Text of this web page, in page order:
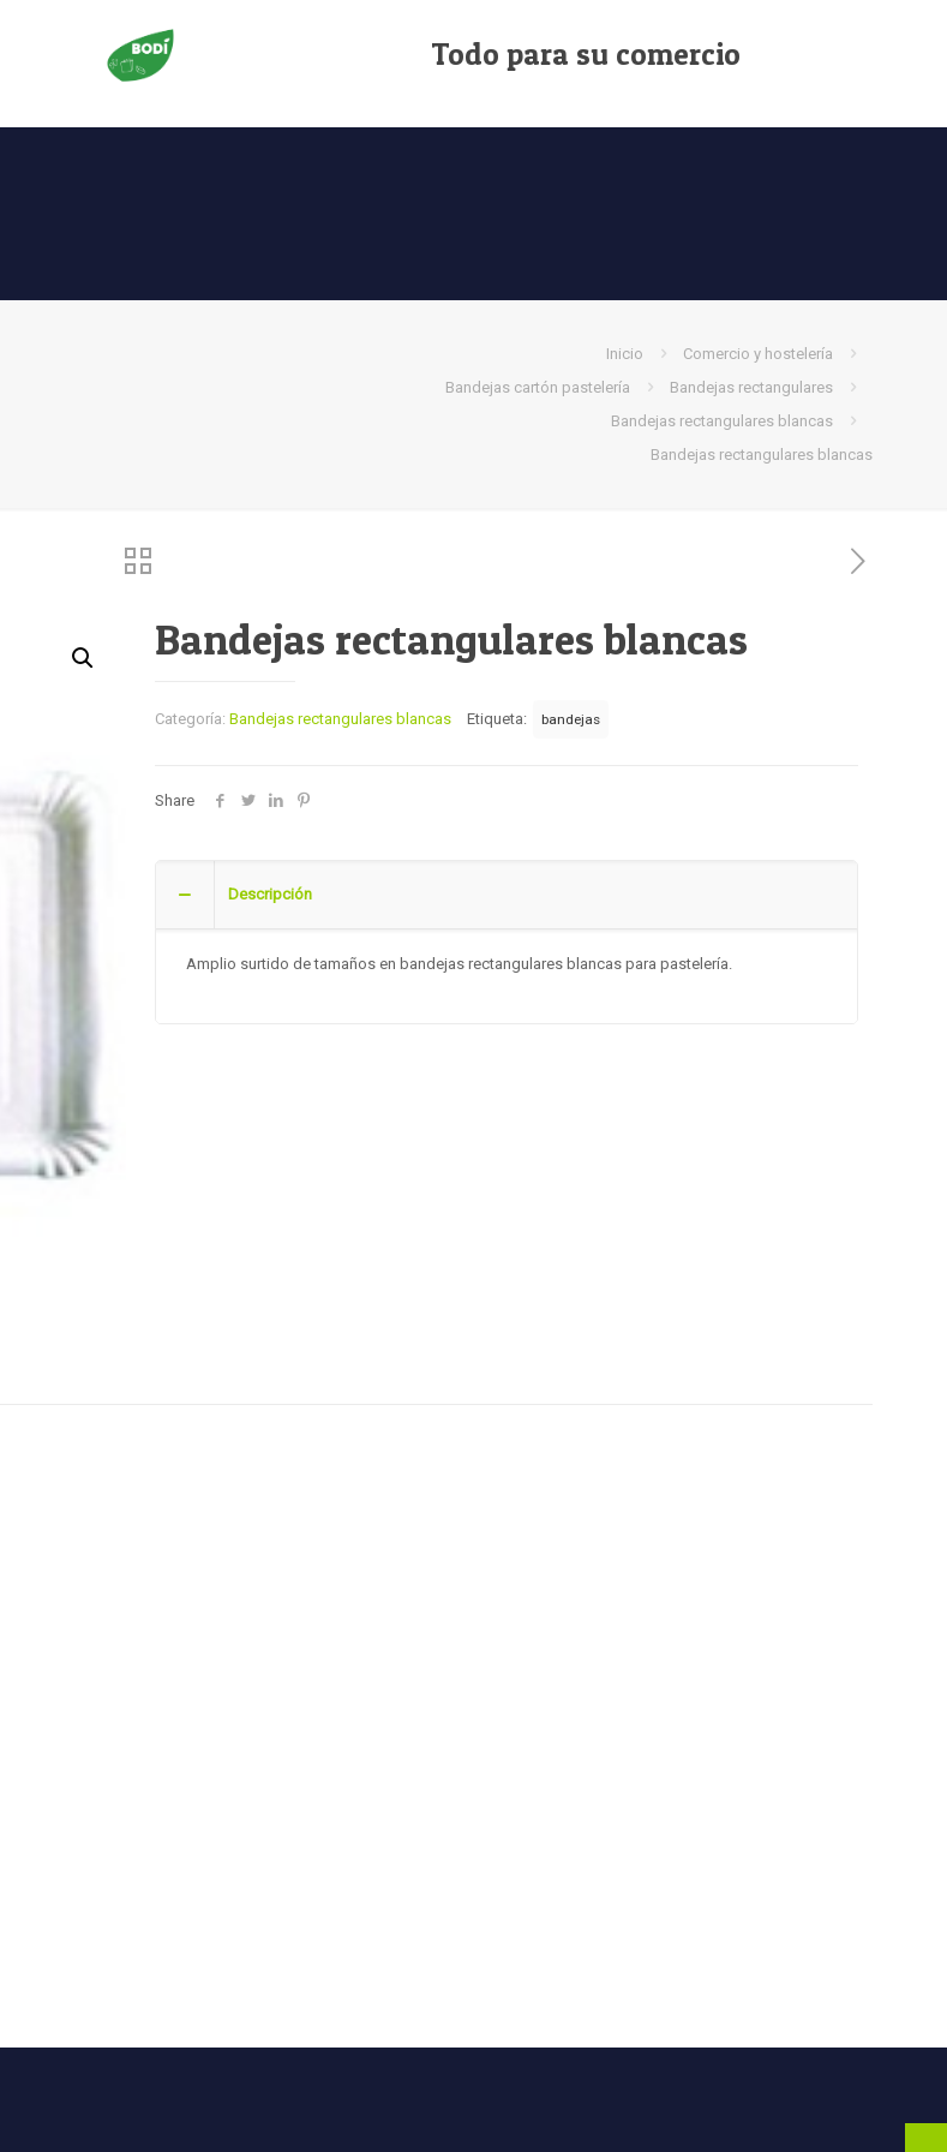
Todo para su comercio
Inicio
Comercio y hostelería
Bandejas cartón pastelería
Bandejas rectangulares
Bandejas rectangulares blancas
Bandejas rectangulares blancas
Bandejas rectangulares blancas
Categoría: Bandejas rectangulares blancas Etiqueta: bandejas
Share
Descripción
Amplio surtido de tamaños en bandejas rectangulares blancas para pastelería.